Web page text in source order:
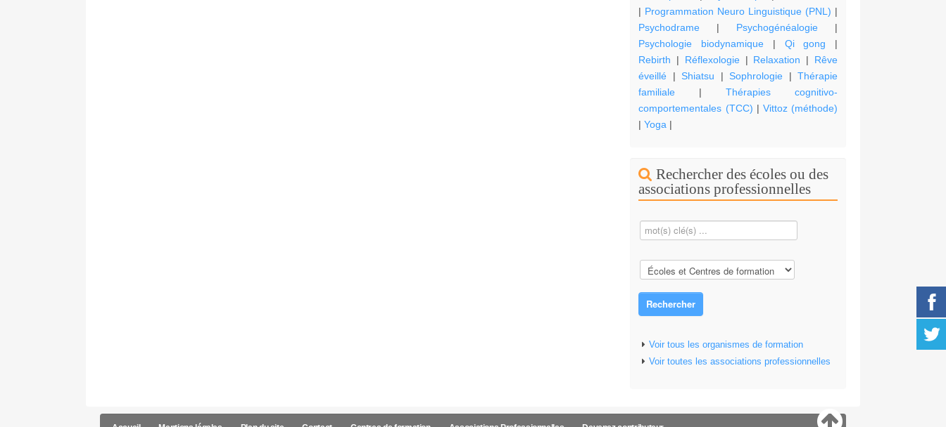
| Programmation Neuro Linguistique (PNL) |
Psychodrame | Psychogénéalogie |
Psychologie biodynamique | Qi gong |
Rebirth | Réflexologie| Relaxation | Rêve
éveillé |Shiatsu |Sophrologie | Thérapie
familiale |Thérapies cognitivo-
comportementales (TCC) | Vittoz (méthode)
|Yoga |
Rechercher des écoles ou des
associations professionnelles
Rechercher
Voir tous les organismes de formation
Voir toutes les associations professionnelles